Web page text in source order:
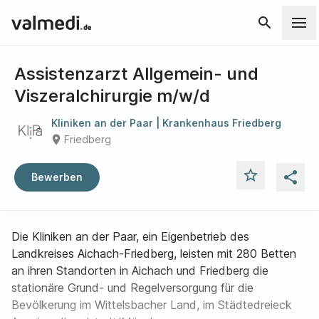
search
Assistenzarzt Allgemein- und
Viszeralchirurgie m/w/d
Kliniken an der Paar | Krankenhaus Friedberg
place Friedberg
Bewerben star_outline share
Die Kliniken an der Paar, ein Eigenbetrieb des
Landkreises Aichach-Friedberg, leisten mit 280 Betten
an ihren Standorten in Aichach und Friedberg die
stationäre Grund- und Regelversorgung für die
Bevölkerung im Wittelsbacher Land, im Städtedreieck